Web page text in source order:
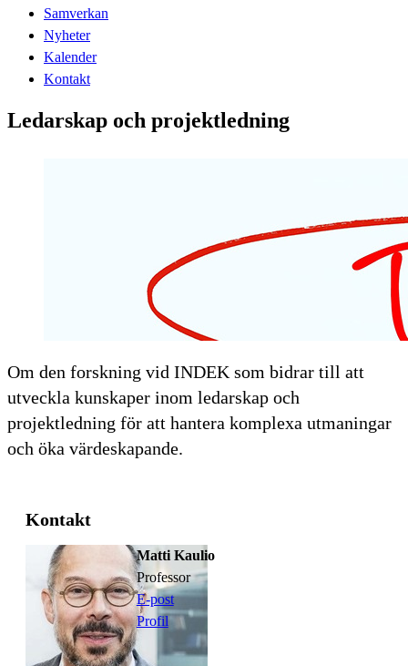
Samverkan
Nyheter
Kalender
Kontakt
Ledarskap och projektledning
Om den forskning vid INDEK som bidrar till att
utveckla kunskaper inom ledarskap och
projektledning för att hantera komplexa utmaningar
och öka värdeskapande.
Kontakt
Matti Kaulio
professor
E-post
Profil